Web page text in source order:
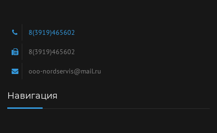
8(3919)465602
8(3919)465602
ooo-nordservis@mail.ru
Навигация